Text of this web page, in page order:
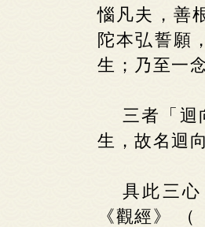
惱凡夫，善
陀本弘誓願
生；乃至一
三者「迴
生，故名迴
具此三
《觀經》